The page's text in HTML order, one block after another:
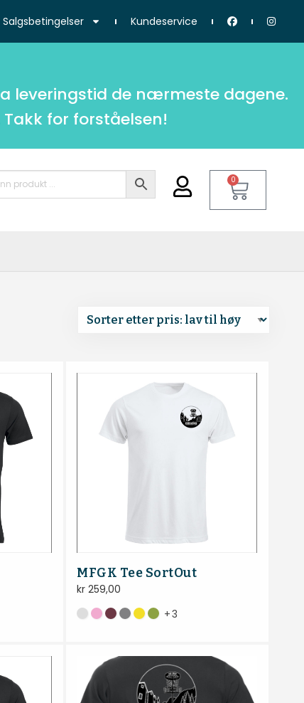
Salgsbetingelser Kundeservice
leveringstid de nærmeste dagene.
for forståelsen!
0
MFGK Tee SortOut
kr 259,00
+3